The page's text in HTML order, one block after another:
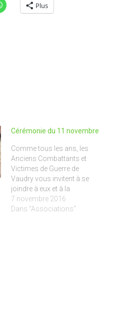
Plus
Cérémonie du 11 novembre
Comme tous les ans, les
Anciens Combattants et
Victimes de Guerre de
Vaudry vous invitent à se
joindre à eux et à la
municipalité pour les
cérémonies
7 novembre 2016
Dans "Associations"